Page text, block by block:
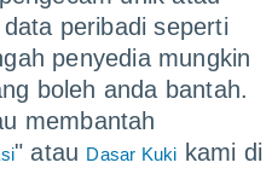
peribadi seperti
penyedia mungkin
boleh anda bantah.
membantah
" atau Dasar Kuki kami di
yang lebih setempat.
Debunga